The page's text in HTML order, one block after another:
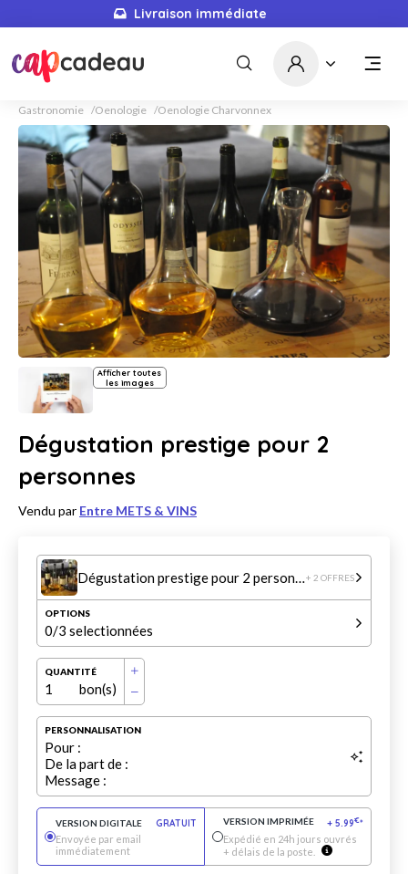
Livraison immédiate
Gastronomie Oenologie Oenologie Charvonnex
Afficher toutes
les images
Dégustation prestige pour 2
personnes
Vendu par Entre METS & VINS
Dégustation prestige pour 2 personnes+ 2 OFFRES
OPTIONS
0/3 selectionnées
QUANTITÉ
1 bon(s)
PERSONNALISATION
Pour :
De la part de :
Message :
VERSION DIGITALE
GRATUIT
Envoyée par email
immédiatement
VERSION IMPRIMÉE + 5.99€*
Expédié en 24h jours ouvrés
+ délais de la poste.